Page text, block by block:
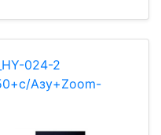
024-2
Азу+Zoom-